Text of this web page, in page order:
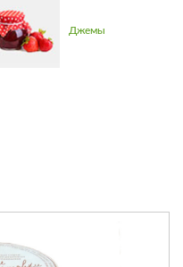
Джемы